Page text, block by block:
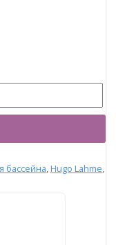
бассейна, Hugo Lahme,